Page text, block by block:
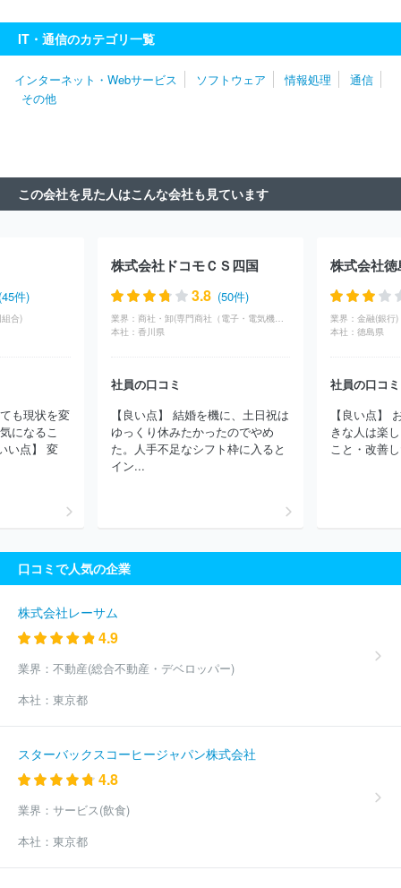
ＡＣＮモバイル
デジタルゲイト株式会社
株式会社トップライン
ソフトバンク株式会社
IT・通信のカテゴリ一覧
インターネット・Webサービス ソフトウェア 情報処理
通信
その他
この会社を見た人はこんな会社も見ています
件)
合)
も現状を変
になるこ
い点】 変
株式会社ドコモＣＳ四国
3.8 (50件)
業界：
商社・卸(専門商社（電子・電気機器・OA機器）)
本社： 香川県
社員の口コミ
【良い点】 結婚を機に、土日祝は
ゆっくり休みたかったのでやめ
た。人手不足なシフト枠に入ると
イン...
株式会社
業界： 金融(銀行)
本社： 徳島県
社員の口コミ
【良い点】
きな人は楽
こと・改善
口コミで人気の企業
株式会社レーサム
4.9
業界： 不動産(総合不動産・デベロッパー)
本社： 東京都
スターバックスコーヒージャパン株式会社
4.8
業界： サービス(飲食)
本社： 東京都